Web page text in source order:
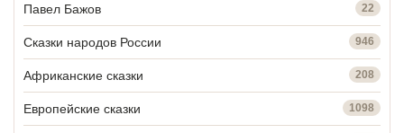
Павел Бажов 22
Сказки народов России 946
Африканские сказки 208
Европейские сказки 1098